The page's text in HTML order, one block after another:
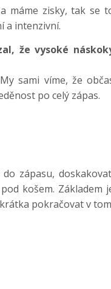
máme zisky, tak se
a intenzivní.
že vysoké
sami víme, že
po celý zápas.
zápasu,
košem. Základem
pokračovat v